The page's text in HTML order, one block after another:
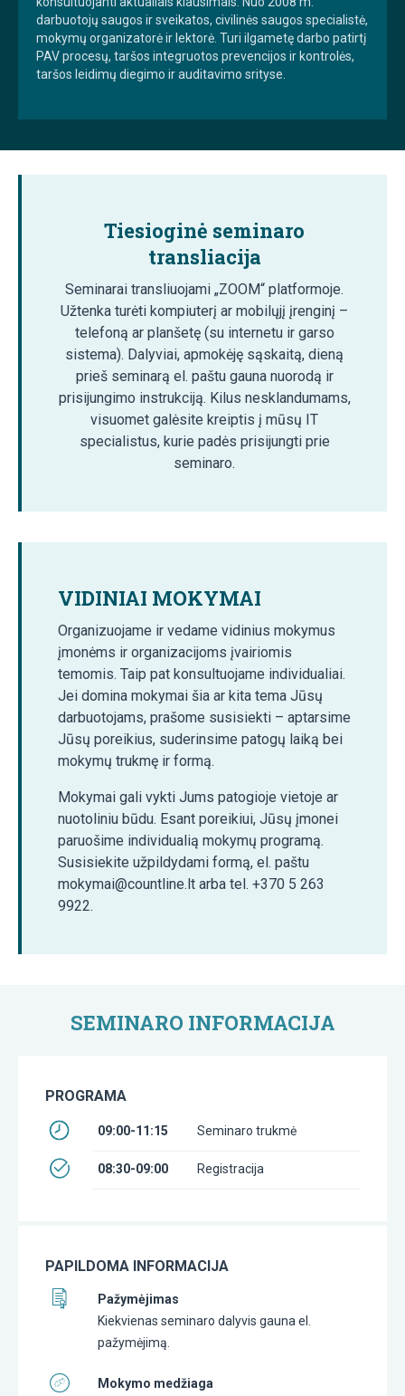
darbuotojų saugos ir sveikatos, civilinės saugos specialistė,
mokymų organizatorė ir lektorė. Turi ilgametę darbo patirtį
PAV procesų, taršos integruotos prevencijos ir kontrolės,
taršos leidimų diegimo ir auditavimo srityse.
Tiesioginė seminaro
transliacija
Seminarai transliuojami „ZOOM“ platformoje.
Užtenka turėti kompiuterį ar mobilųjį įrenginį –
telefoną ar planšetę (su internetu ir garso
sistema). Dalyviai, apmokėję sąskaitą, dieną
prieš seminarą el. paštu gauna nuorodą ir
prisijungimo instrukciją. Kilus nesklandumams,
visuomet galėsite kreiptis į mūsų IT
specialistus, kurie padės prisijungti prie
seminaro.
VIDINIAI MOKYMAI
Organizuojame ir vedame vidinius mokymus
įmonėms ir organizacijoms įvairiomis
temomis. Taip pat konsultuojame individualiai.
Jei domina mokymai šia ar kita tema Jūsų
darbuotojams, prašome susisiekti – aptarsime
Jūsų poreikius, suderinsime patogų laiką bei
mokymų trukmę ir formą.
Mokymai gali vykti Jums patogioje vietoje ar
nuotoliniu būdu. Esant poreikiui, Jūsų įmonei
paruošime individualią mokymų programą.
Susisiekite užpildydami formą, el. paštu
mokymai@countline.lt arba tel. +370 5 263
9922.
SEMINARO INFORMACIJA
PROGRAMA
09:00-11:15 Seminaro trukmė
08:30-09:00 Registracija
PAPILDOMA INFORMACIJA
Pažymėjimas
Kiekvienas seminaro dalyvis gauna el.
pažymėjimą.
Mokymo medžiaga